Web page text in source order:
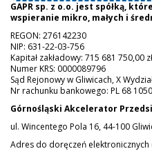
GAPR sp. z o.o. jest spółką,
wspieranie mikro, małych i
REGON: 276142230
NIP: 631-22-03-756
Kapitał zakładowy: 715 681 750,00 zł
Numer KRS: 0000089796
Sąd Rejonowy w Gliwicach, X
Nr rachunku bankowego: PL 68
Górnośląski Akcelerator
ul. Wincentego Pola 16, 44-100
Adres do doręczeń elektronicznych